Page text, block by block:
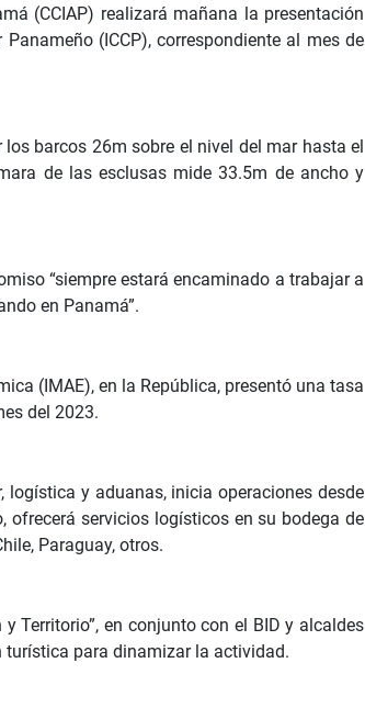
(CCIAP) realizará mañana la presentación
(ICCP), correspondiente al mes de
barcos 26m sobre el nivel del mar hasta el
de las esclusas mide 33.5m de ancho y
“siempre estará encaminado a trabajar a
en Panamá”.
(IMAE), en la República, presentó una tasa
del 2023.
logística y aduanas, inicia operaciones desde
ofrecerá servicios logísticos en su bodega de
Paraguay, otros.
Territorio”, en conjunto con el BID y alcaldes
para dinamizar la actividad.